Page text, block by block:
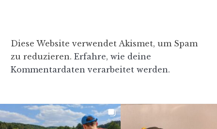
Diese Website verwendet Akismet, um Spam
zu reduzieren. Erfahre, wie deine
Kommentardaten verarbeitet werden.